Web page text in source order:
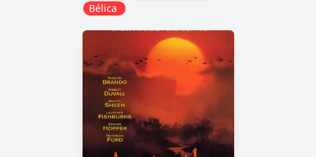
Bélica